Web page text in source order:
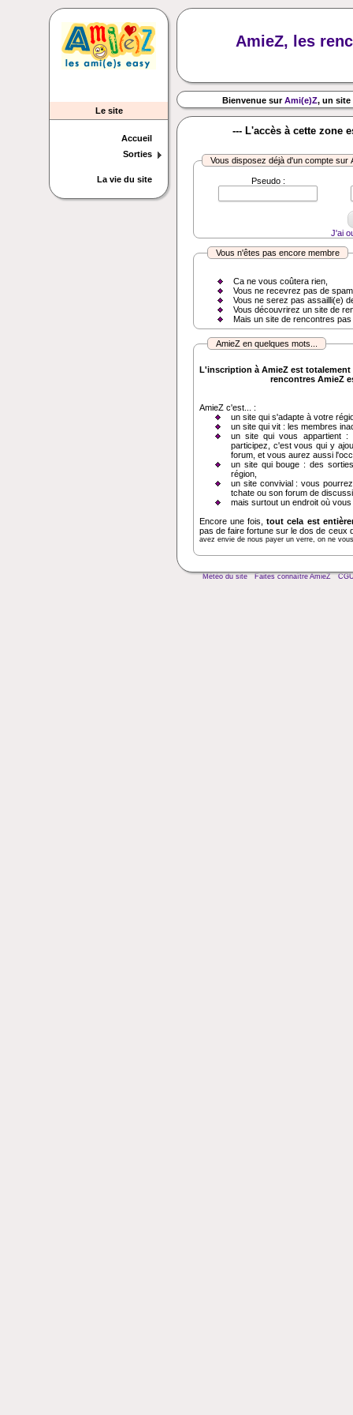
Le site
Accueil
Sorties
La vie du site
AmieZ, les
Bienvenue surAmi(e)Z, un site
--- L'accès à cette zone
Vous disposez déjà d'un compte sur
Pseudo :
J'ai
Vous n'êtes pas encore membre
Ca ne vous coûtera rien,
Vous ne recevrez pas de
Vous ne serez pas assailli(e)
Vous découvrirez un site de
Mais un site de rencontres
AmieZ en quelques mots...
L'inscription à AmieZ est
rencontres AmieZ
AmieZ c'est... :
un site qui s'adapte à votre
un site qui vit : les membres
un site qui vous appartient
participez, c'est vous qui y
forum, et vous aurez aussi
un site qui bouge : des
région,
un site convivial : vous
tchate ou son forum de
mais surtout un endroit où
Encore une fois, tout cela est
pas de faire fortune sur le dos de ceux
avez envie de nous payer un verre, on ne
Météo du site Faites connaître AmieZ